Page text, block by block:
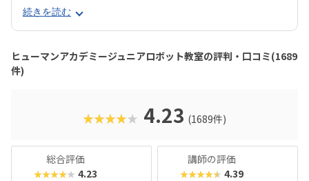
で、飽きずに続けやすい点も特徴です。 月2回の90分授業で
は、ロボットを完成させる「基本製作」と、オリジナル改造
に挑戦する「応用実践」を繰り返す設計。子どもたちは毎
回、新しい達成感と成長を実感できる仕組みになっていま
す。 自ら考え、試行錯誤しながらロボットを動かす経験は、
創造力や論理的思考力を育むだけでなく、学ぶ楽しさそのも
続きを読む
ヒューマンアカデミージュニアロボット教室の評判・口コミ(1689
件)
★★★★★ 4.23 (1689件)
総合評価
★★★★★ 4.23
講師の評価
★★★★★ 4.39